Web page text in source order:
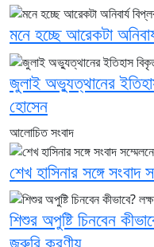
মনে হচ্ছে আরেকটা
জুলাই অভ্যুত্থানের
হোসেন
আলোচিত সংবাদ
শেখ হাসিনার সঙ্গে
শিশুর অপুষ্টি চিনবেন